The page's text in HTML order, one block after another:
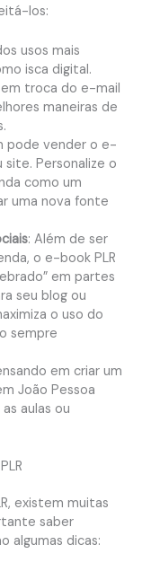
los:
usos mais
isca digital.
troca do e-mail
maneiras de
pode vender o e-
Personalize o
como um
uma nova fonte
: Além de ser
o e-book PLR
em partes
seu blog ou
o uso do
sempre
em criar um
João Pessoa
aulas ou
existem muitas
saber
algumas dicas: